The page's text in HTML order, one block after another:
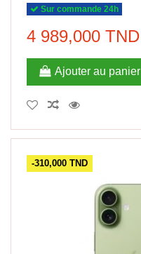
Sur commande 24h
4 989,000 TND
Ajouter au panier
-310,000 TND